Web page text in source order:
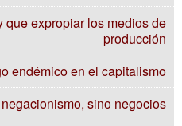
que expropiar los medios de
producción
endémico en el capitalismo
sino negocios